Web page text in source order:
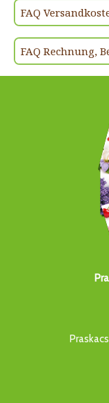
FAQ
FAQ Rechnung,